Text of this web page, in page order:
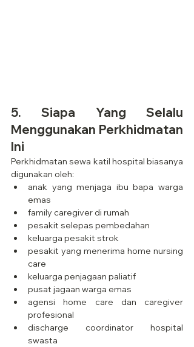
5. Siapa Yang Selalu
Menggunakan Perkhidmatan
Ini
Perkhidmatan sewa katil hospital biasanya
digunakan oleh:
anak yang menjaga ibu bapa warga
emas
family caregiver di rumah
pesakit selepas pembedahan
keluarga pesakit strok
pesakit yang menerima home nursing
care
keluarga penjagaan paliatif
pusat jagaan warga emas
agensi home care dan caregiver
profesional
discharge coordinator hospital
swasta